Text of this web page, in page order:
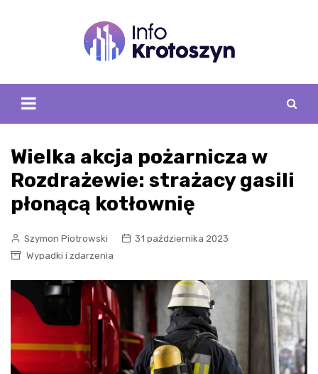
Wielka akcja pożarnicza w
Rozdrażewie: strażacy gasili
płonącą kotłownię
Szymon Piotrowski
31 października 2023
Wypadki i zdarzenia